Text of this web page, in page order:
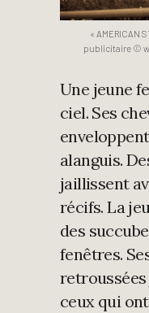
« AMERICAN
publicitaire ©
Une jeune
ciel. Ses
alanguis.
jaillissent
récifs. La
des
fenêtres.
retroussées
ceux qui